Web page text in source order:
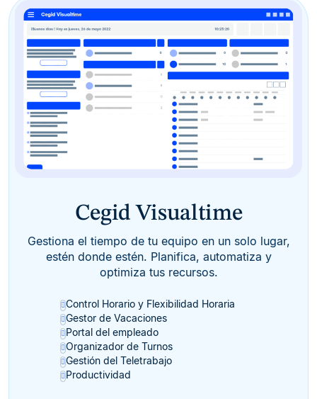
Cegid Visualtime
Gestiona el tiempo de tu equipo en un solo lugar,
estén donde estén. Planifica, automatiza y
optimiza tus recursos.
Control Horario y Flexibilidad Horaria
Gestor de Vacaciones
Portal del empleado
Organizador de Turnos
Gestión del Teletrabajo
Productividad